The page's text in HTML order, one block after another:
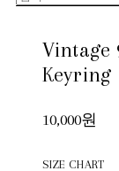
Vintage
Keyring
10,000원
SIZE CHART